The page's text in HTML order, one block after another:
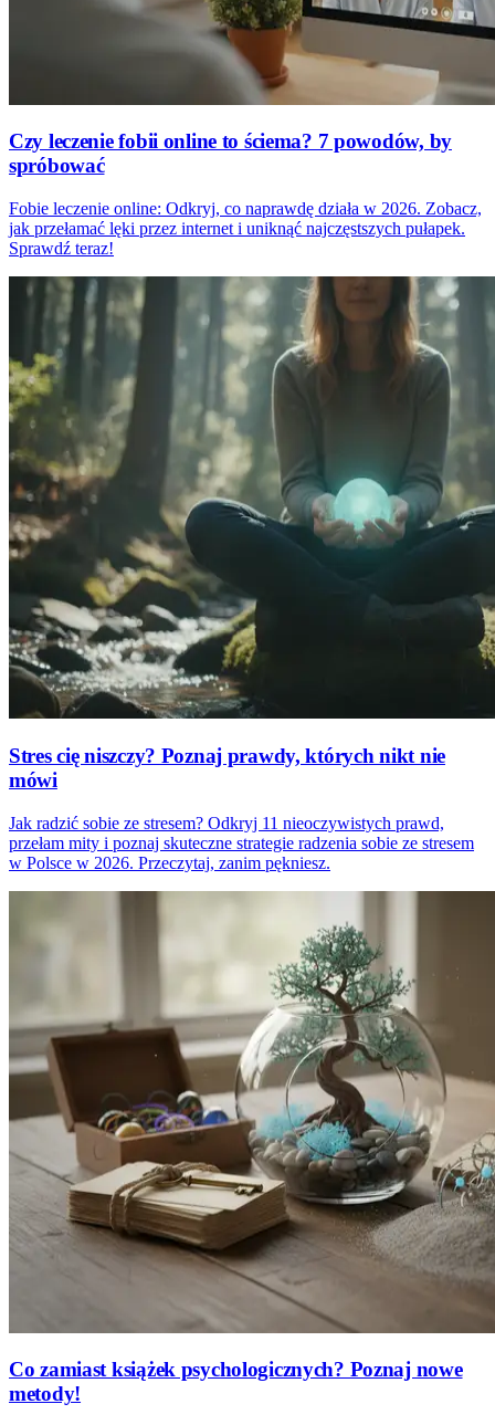
Czy leczenie fobii online to ściema? 7 powodów, by
spróbować
Fobie leczenie online: Odkryj, co naprawdę działa w 2026. Zobacz,
jak przełamać lęki przez internet i uniknąć najczęstszych pułapek.
Sprawdź teraz!
Stres cię niszczy? Poznaj prawdy, których nikt nie
mówi
Jak radzić sobie ze stresem? Odkryj 11 nieoczywistych prawd,
przełam mity i poznaj skuteczne strategie radzenia sobie ze stresem
w Polsce w 2026. Przeczytaj, zanim pękniesz.
Co zamiast książek psychologicznych? Poznaj nowe
metody!